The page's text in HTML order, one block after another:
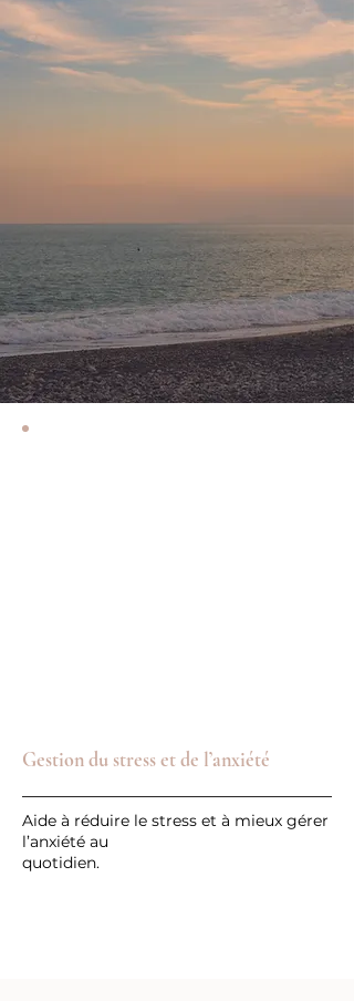
Gestion du stress et de l’anxiété
Aide à réduire le stress et à mieux gérer
l’anxiété au
quotidien.